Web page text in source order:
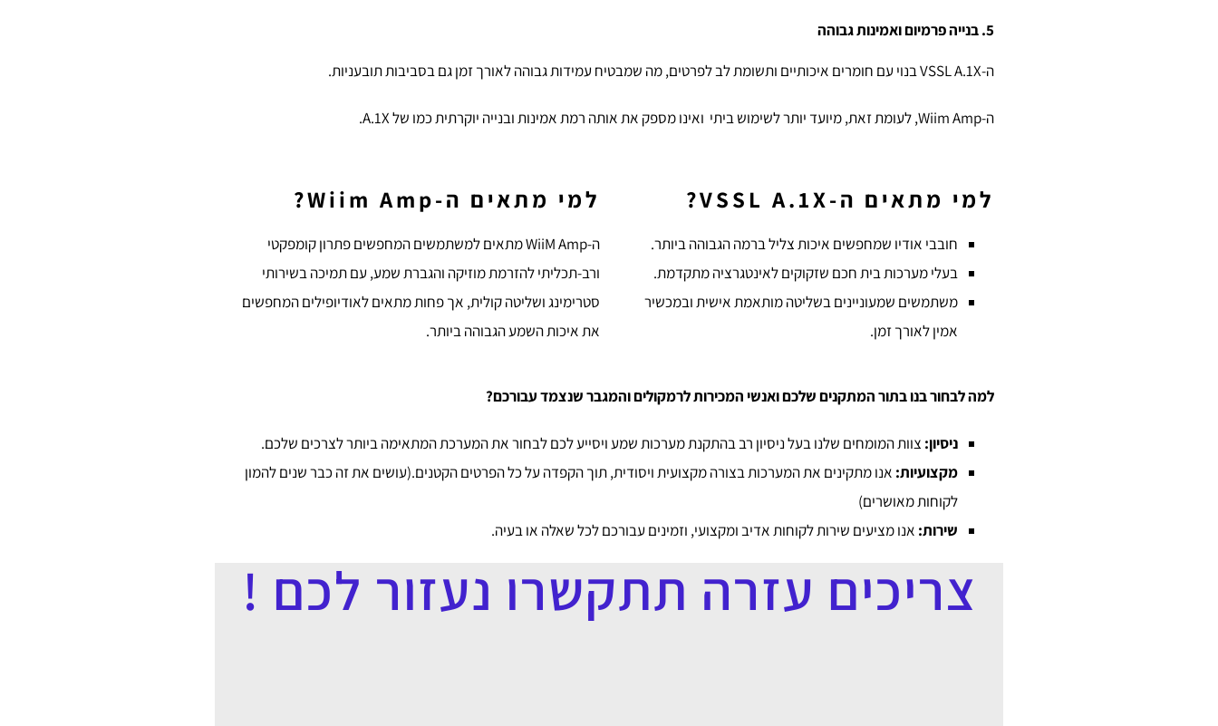
5. בנייה פרמיום ואמינות גבוהה
ה-VSSL A.1X בנוי עם חומרים איכותיים ותשומת לב לפרטים, מה שמבטיח עמידות גבוהה לאורך זמן גם בסביבות תובעניות.
ה-Wiim Amp, לעומת זאת, מיועד יותר לשימוש ביתי ואינו מספק את אותה רמת אמינות ובנייה יוקרתית כמו של A.1X.
למי מתאים ה-VSSL A.1X?
חובבי אודיו שמחפשים איכות צליל ברמה הגבוהה ביותר.
בעלי מערכות בית חכם שזקוקים לאינטגרציה מתקדמת.
משתמשים שמעוניינים בשליטה מותאמת אישית ובמכשיר
אמין לאורך זמן.
למי מתאים ה-Wiim Amp?
ה-WiiM Amp מתאים למשתמשים המחפשים פתרון קומפקטי
ורב-תכליתי להזרמת מוזיקה והגברת שמע, עם תמיכה בשירותי
סטרימינג ושליטה קולית, אך פחות מתאים לאודיופילים המחפשים
את איכות השמע הגבוהה ביותר.
למה לבחור בנו בתור המתקנים שלכם ואנשי המכירות לרמקולים והמגבר שנצמד עבורכם?
ניסיון: צוות המומחים שלנו בעל ניסיון רב בהתקנת מערכות שמע ויסייע לכם לבחור את המערכת המתאימה ביותר לצרכים שלכם.
מקצועיות: אנו מתקינים את המערכות בצורה מקצועית ויסודית, תוך הקפדה על כל הפרטים הקטנים.(עושים את זה כבר שנים להמון
לקוחות מאושרים)
שירות: אנו מציעים שירות לקוחות אדיב ומקצועי, וזמינים עבורכם לכל שאלה או בעיה.
צריכים עזרה תתקשרו נעזור לכם !